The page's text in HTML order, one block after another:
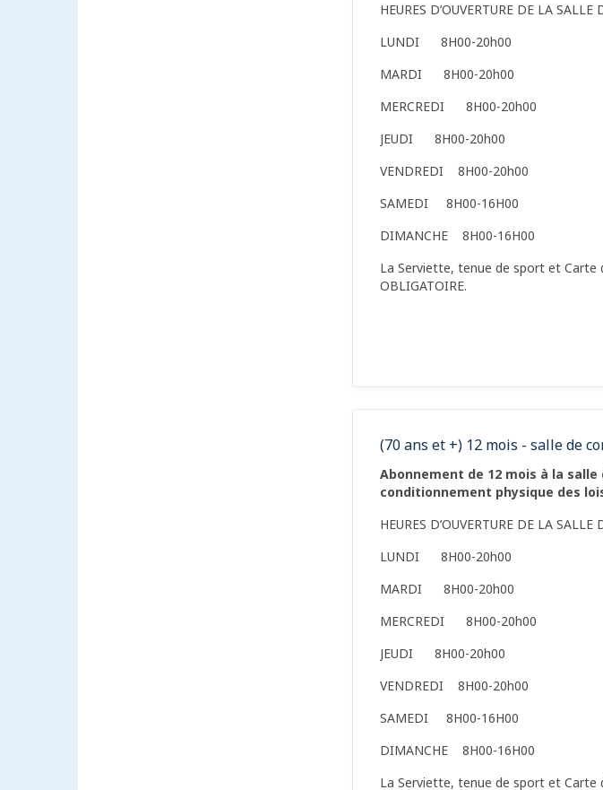
HEURES D’OUVERTURE DE LA
LUNDI 8H00-20h00
MARDI 8H00-20h00
MERCREDI 8H00-20h00
JEUDI 8H00-20h00
VENDREDI 8H00-20h00
SAMEDI 8H00-16H00
DIMANCHE 8H00-16H00
La Serviette, tenue de sport et Carte
OBLIGATOIRE.
(70 ans et +) 12 mois - salle de
Abonnement de 12 mois à la salle
conditionnement physique des
HEURES D’OUVERTURE DE LA
LUNDI 8H00-20h00
MARDI 8H00-20h00
MERCREDI 8H00-20h00
JEUDI 8H00-20h00
VENDREDI 8H00-20h00
SAMEDI 8H00-16H00
DIMANCHE 8H00-16H00
La Serviette, tenue de sport et Carte